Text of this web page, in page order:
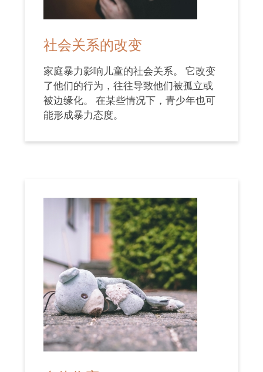
社会关系的改变
家庭暴力影响儿童的社会关系。 它改变
了他们的行为，往往导致他们被孤立或
被边缘化。 在某些情况下，青少年也可
能形成暴力态度。